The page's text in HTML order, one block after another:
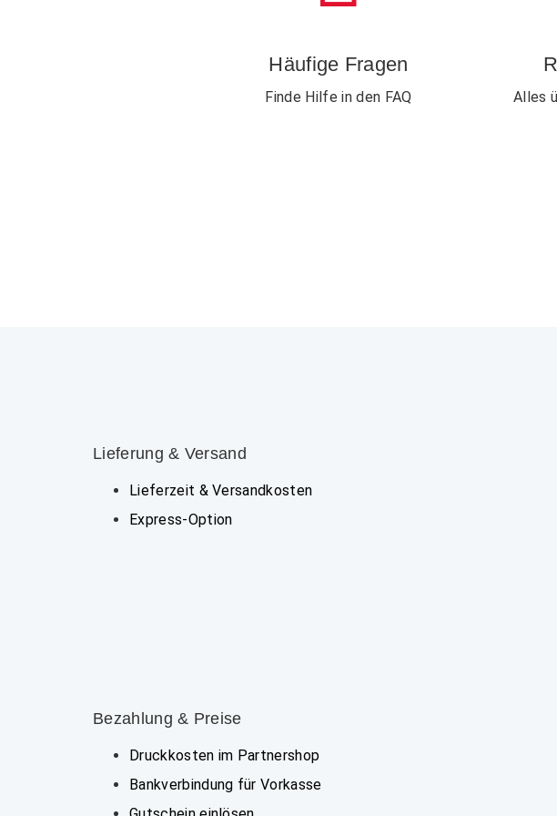
Häufige Fragen
Finde Hilfe in den FAQ
Alles
Lieferung & Versand
Lieferzeit & Versandkosten
Express-Option
Bezahlung & Preise
Druckkosten im Partnershop
Bankverbindung für Vorkasse